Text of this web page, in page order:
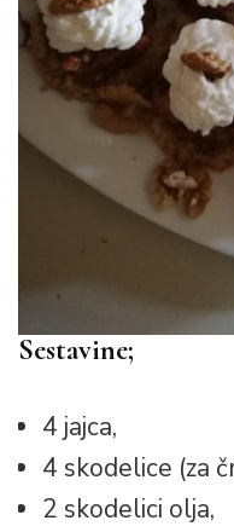
Sestavine;
4 jajca,
4 skodelice (za
2 skodelici olja,